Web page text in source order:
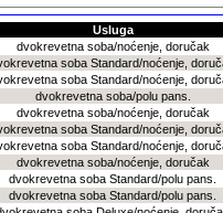
Usluga
dvokrevetna soba/noćenje, doručak
soba Standard/noćenje,
soba Standard/noćenje,
dvokrevetna soba/polu pans.
dvokrevetna soba/noćenje, doručak
soba Standard/noćenje,
soba Standard/noćenje,
dvokrevetna soba/noćenje, doručak
dvokrevetna soba Standard/polu pans.
dvokrevetna soba Standard/polu pans.